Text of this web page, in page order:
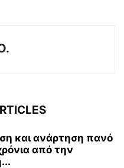
και ανάρτηση πανό
από την